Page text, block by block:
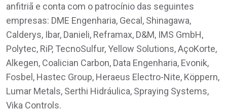
anfitriã e conta com o patrocínio das seguintes
empresas: DME Engenharia, Gecal, Shinagawa,
Calderys, Ibar, Danieli, Reframax, D&M, IMS GmbH,
Polytec, RiP, TecnoSulfur, Yellow Solutions, AçoKorte,
Alkegen, Coalician Carbon, Data Engenharia, Evonik,
Fosbel, Hastec Group, Heraeus Electro-Nite, Köppern,
Lumar Metals, Serthi Hidráulica, Spraying Systems,
Vika Controls.